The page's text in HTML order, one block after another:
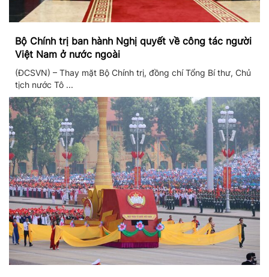
Bộ Chính trị ban hành Nghị quyết về công tác người
Việt Nam ở nước ngoài
(ĐCSVN) – Thay mặt Bộ Chính trị, đồng chí Tổng Bí thư, Chủ
tịch nước Tô ...